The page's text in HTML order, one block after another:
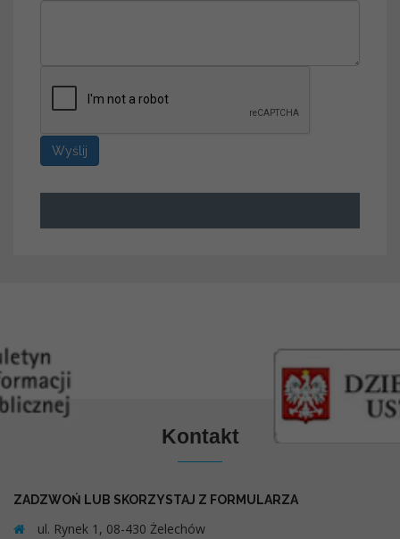
Wyślij
Kontakt
ZADZWOŃ LUB SKORZYSTAJ Z FORMULARZA
ul. Rynek 1, 08-430 Żelechów